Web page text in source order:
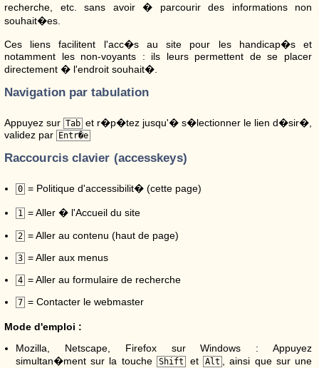
recherche, etc. sans avoir � parcourir des informations non
souhait�es.
Ces liens facilitent l'acc�s au site pour les handicap�s et
notamment les non-voyants : ils leurs permettent de se placer
directement � l'endroit souhait�.
Navigation par tabulation
Appuyez sur Tab et r�p�tez jusqu'� s�lectionner le lien d�sir�,
validez par
Entr�e
Raccourcis clavier (accesskeys)
0 = Politique d'accessibilit� (cette page)
1 = Aller � l'Accueil du site
2 = Aller au contenu (haut de page)
3 = Aller aux menus
4 = Aller au formulaire de recherche
7 = Contacter le webmaster
Mode d'emploi :
Mozilla, Netscape, Firefox sur Windows : Appuyez
simultan�ment sur la touche
Shift et Alt , ainsi que sur une